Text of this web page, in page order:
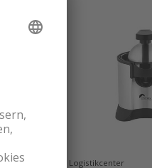
der
nachzukochen. Mithilfe
Brotbackautomatenoder
Lieferbar ab Logistikcenter